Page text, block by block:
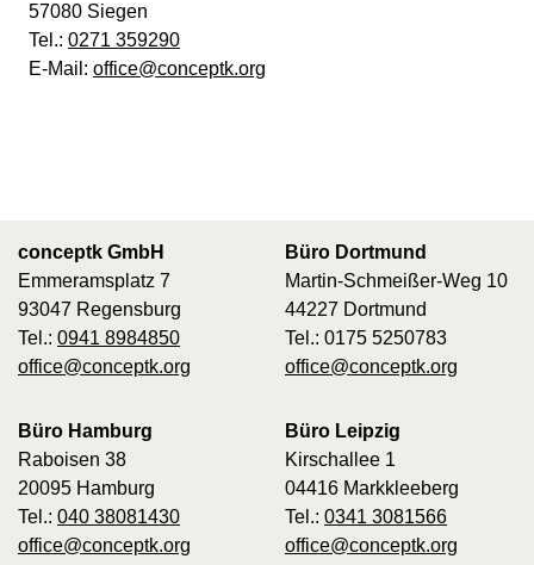
57080 Siegen
Tel.: 0271 359290
E-Mail: office@conceptk.org
conceptk GmbH
Emmeramsplatz 7
93047 Regensburg
Tel.: 0941 8984850
office@conceptk.org
Büro Dortmund
Martin-Schmeißer-Weg 10
44227 Dortmund
Tel.: 0175 5250783
office@conceptk.org
Büro Hamburg
Raboisen 38
20095 Hamburg
Tel.: 040 38081430
office@conceptk.org
Büro Leipzig
Kirschallee 1
04416 Markkleeberg
Tel.: 0341 3081566
office@conceptk.org